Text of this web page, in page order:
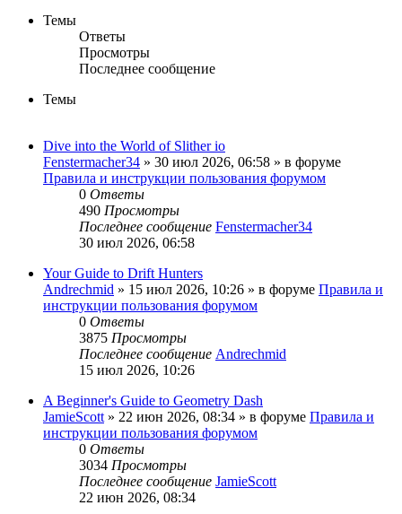
Темы
Ответы
Просмотры
Последнее сообщение
Темы
Dive into the World of Slither io
Fenstermacher34 » 30 июл 2026, 06:58 » в форуме
Правила и инструкции пользования форумом
0 Ответы
490 Просмотры
Последнее сообщение Fenstermacher34
30 июл 2026, 06:58
Your Guide to Drift Hunters
Andrechmid » 15 июл 2026, 10:26 » в форуме Правила и
инструкции пользования форумом
0 Ответы
3875 Просмотры
Последнее сообщение Andrechmid
15 июл 2026, 10:26
A Beginner's Guide to Geometry Dash
JamieScott » 22 июн 2026, 08:34 » в форуме Правила и
инструкции пользования форумом
0 Ответы
3034 Просмотры
Последнее сообщение JamieScott
22 июн 2026, 08:34